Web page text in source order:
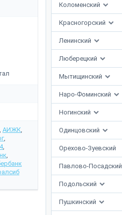
Коломенский
Красногорский
Ленинский
Люберецкий
Мытищинский
Наро-Фоминский
Ногинский
Одинцовский
Орехово-Зуевский
Павлово-Посадский
Подольский
Пушкинский
, АИЖК,
,
,
,